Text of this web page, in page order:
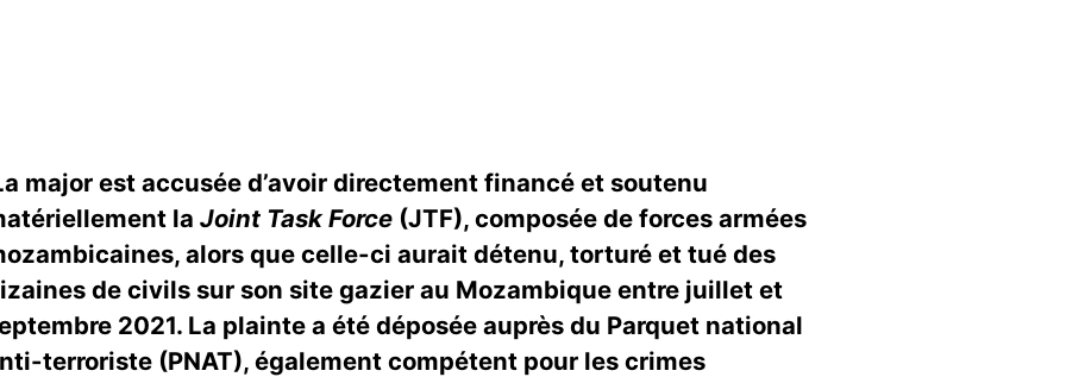
major est accusée d’avoir directement financé et soutenu
la Joint Task Force (JTF), composée de forces armées
alors que celle-ci aurait détenu, torturé et tué des
de civils sur son site gazier au Mozambique entre juillet et
2021. La plainte a été déposée auprès du Parquet national
terroriste (PNAT), également compétent pour les crimes